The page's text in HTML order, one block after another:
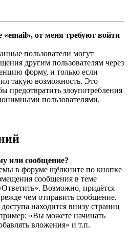
от меня требуют войти
пользователи могут
другим пользователям через
форму, и только если
такую возможность. Это
предотвратить злоупотребления
пользователями.
или сообщение?
в форуме щёлкните по кнопке
сообщения в теме
Возможно, придётся
чем отправить сообщение.
находится внизу страниц
«Вы можете начинать
вложения» и т.п.